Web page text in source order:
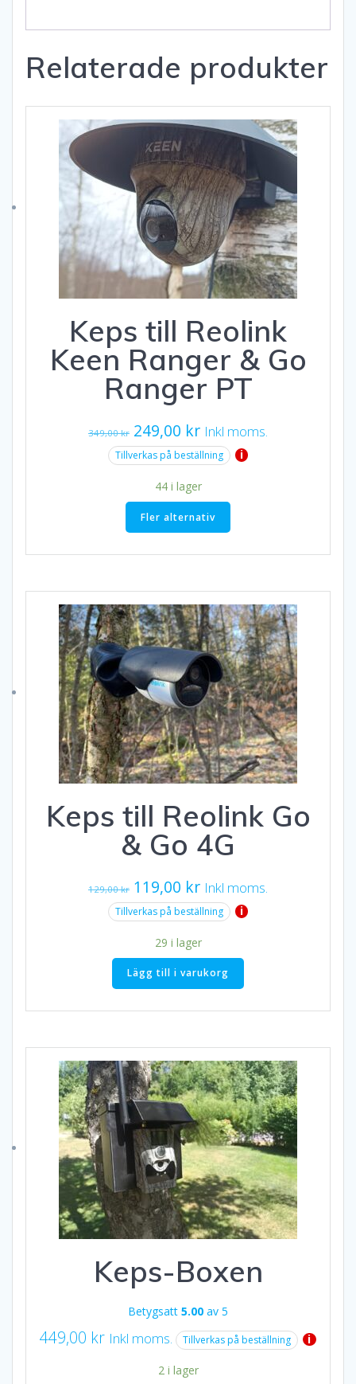
Relaterade produkter
Keps till Reolink
Keen Ranger & Go
Ranger PT
349,00kr Det
ursprungliga
var:
349,00 kr.
249,00 krDet
nuvarande
är:
249,00 kr.
Inkl moms.
Tillverkas på beställning i
44 i lager
Fler alternativ
Keps till Reolink Go
& Go 4G
129,00kr Det
ursprungliga
var:
129,00 kr.
119,00 krDet
nuvarande
är:
119,00 kr.
Inkl moms.
Tillverkas på beställning i
29 i lager
Lägg till i varukorg
Keps-Boxen
Betygsatt 5.00 av 5
449,00 kr Inkl moms. Tillverkas på beställning i
2 i lager